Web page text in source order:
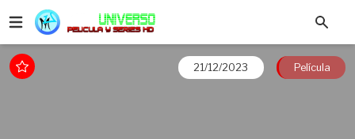
21/12/2023 Película